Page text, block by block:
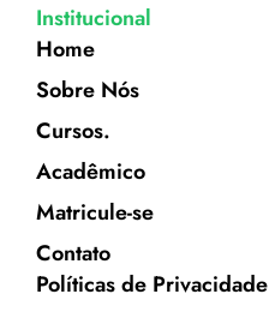
Institucional
Home
Sobre Nós
Cursos.
Acadêmico
Matricule-se
Contato
Políticas de Privacidade